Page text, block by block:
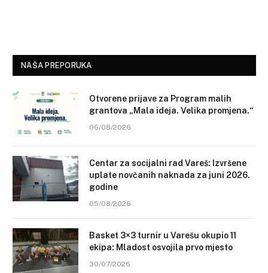
NAŠA PREPORUKA
Otvorene prijave za Program malih
grantova „Mala ideja. Velika promjena.“
06/08/2026
Centar za socijalni rad Vareš: Izvršene
uplate novčanih naknada za juni 2026.
godine
05/08/2026
Basket 3×3 turnir u Varešu okupio 11
ekipa: Mladost osvojila prvo mjesto
30/07/2026